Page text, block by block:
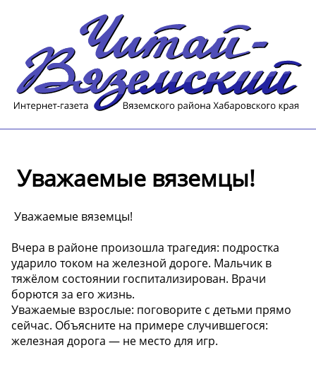
️ Уважаемые вяземцы!
️ Уважаемые вяземцы!
Вчера в районе произошла трагедия: подростка
ударило током на железной дороге. Мальчик в
тяжёлом состоянии госпитализирован. Врачи
борются за его жизнь.
Уважаемые взрослые: поговорите с детьми прямо
сейчас. Объясните на примере случившегося:
железная дорога — не место для игр.